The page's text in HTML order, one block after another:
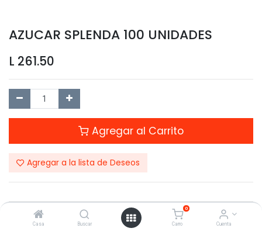
Casa Buscar
0
Carro Cuenta
AZUCAR SPLENDA 100 UNIDADES
L 261.50
Agregar al Carrito
Agregar a la lista de Deseos
Compartir este Producto: